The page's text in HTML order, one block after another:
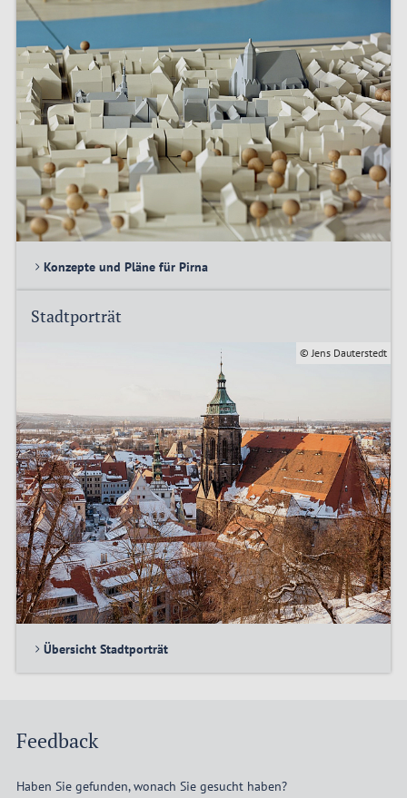
Konzepte und Pläne für Pirna
Stadtporträt
© Jens Dauterstedt
Übersicht Stadtporträt
Feedback
Haben Sie gefunden, wonach Sie gesucht haben?